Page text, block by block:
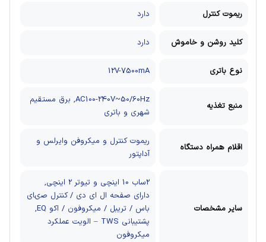
ریموت کنترل دارد
کلید روشن و خاموش دارد
نوع باتری 12V-7500mA
منبع تغذیه
AC100-240V~50/60Hz, برق مستقیم
شهری و باتری
اقلام همراه دستگاه
ریموت کنترل و میکروفن وایرلس و
آداپتور
سایر مشخصات
2ساب 10 اینچی و تیوتر 2 اینچی,
دارای صفحه ال ای دی / كنترل صىاي
باس / تريبل / ميكروفون / اكو EQ,
پشتیبانی TWS – الویت عملکرد
میکروفون